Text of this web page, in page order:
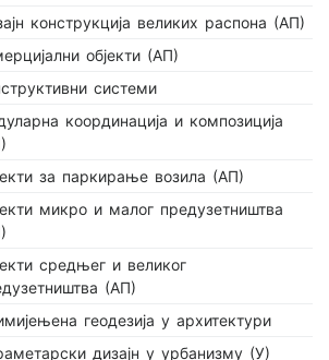
конструкција великих распона (АП)
објекти (АП)
системи
координација и композиција
за паркирање возила (АП)
микро и малог предузетништва
средњег и великог
(АП)
геодезија у архитектури
дизајн у урбанизму (У)